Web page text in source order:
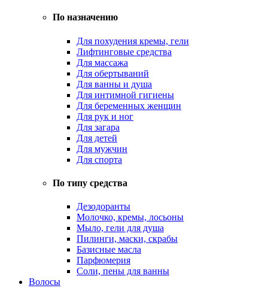
По назначению
Для похудения кремы, гели
Лифтинговые средства
Для массажа
Для обертываний
Для ванны и душа
Для интимной гигиены
Для беременных женщин
Для рук и ног
Для загара
Для детей
Для мужчин
Для спорта
По типу средства
Дезодоранты
Молочко, кремы, лосьоны
Мыло, гели для душа
Пилинги, маски, скрабы
Базисные масла
Парфюмерия
Соли, пены для ванны
Волосы